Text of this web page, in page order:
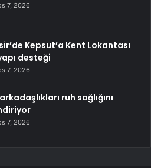
7, 2026
Kepsut’a Kent Lokantası
desteği
7, 2026
ruh sağlığını
7, 2026